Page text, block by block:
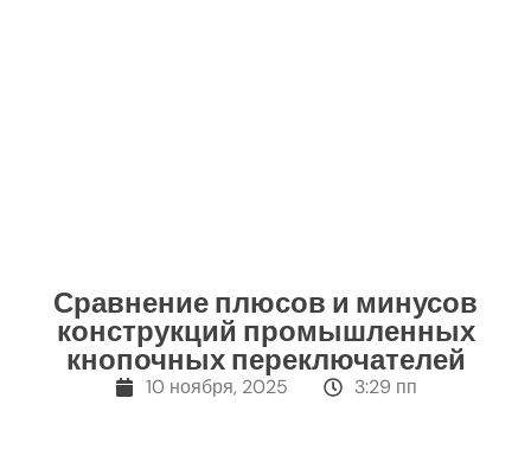
Сравнение плюсов и минусов
конструкций промышленных
кнопочных переключателей
10 ноября, 2025 3:29 пп